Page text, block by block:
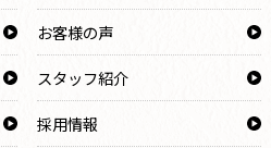
お客様の声
スタッフ紹介
採用情報